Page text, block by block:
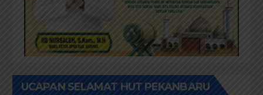
UCAPAN SELAMAT HUT PEKANBARU